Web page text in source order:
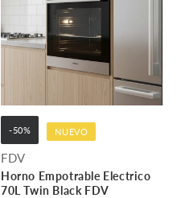
-50% NUEVO
FDV
Horno Empotrable Electrico
70L Twin Black FDV